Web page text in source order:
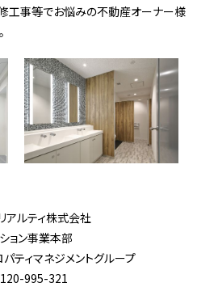
工事等でお悩みの不動産オーナー様
アルティ株式会社
ョン事業本部
ティマネジメントグループ
995-321